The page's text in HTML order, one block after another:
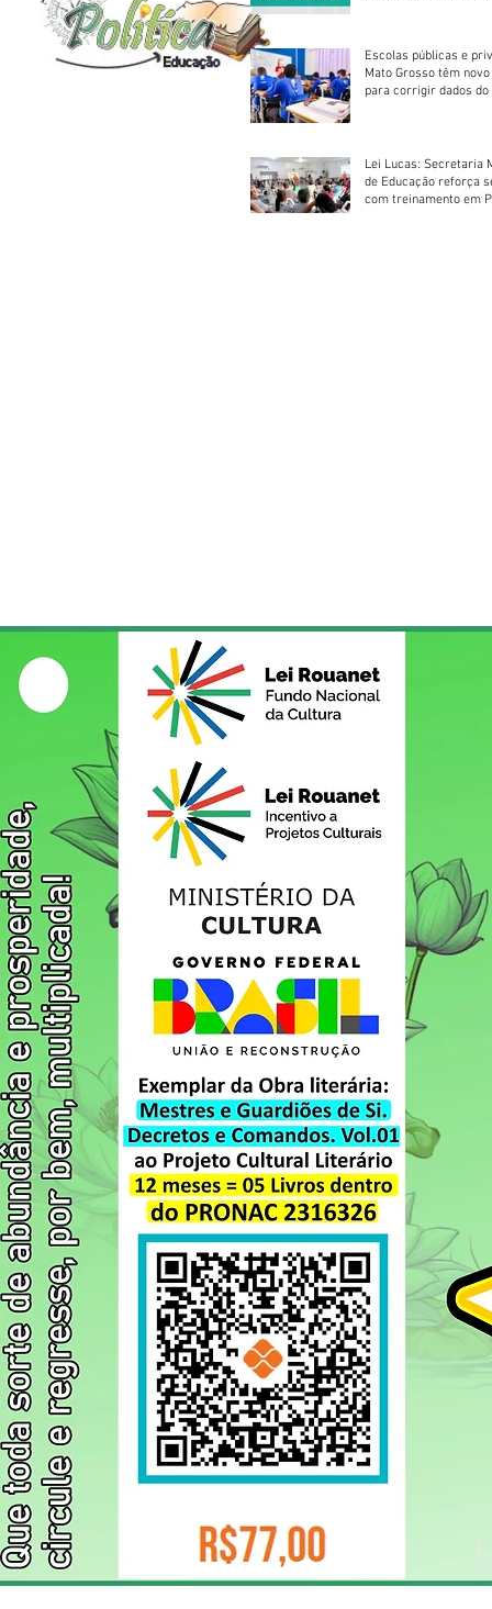
Escolas públicas e
Mato Grosso têm
para corrigir dados do
Lei Lucas: Secretaria
de Educação reforça
com treinamento em